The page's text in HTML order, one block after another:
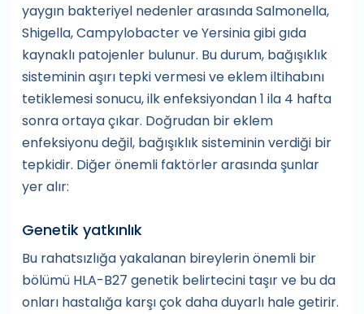
yaygın bakteriyel nedenler arasında Salmonella,
Shigella, Campylobacter ve Yersinia gibi gıda
kaynaklı patojenler bulunur. Bu durum, bağışıklık
sisteminin aşırı tepki vermesi ve eklem iltihabını
tetiklemesi sonucu, ilk enfeksiyondan 1 ila 4 hafta
sonra ortaya çıkar. Doğrudan bir eklem
enfeksiyonu değil, bağışıklık sisteminin verdiği bir
tepkidir. Diğer önemli faktörler arasında şunlar
yer alır:
Genetik yatkınlık
Bu rahatsızlığa yakalanan bireylerin önemli bir
bölümü HLA-B27 genetik belirtecini taşır ve bu da
onları hastalığa karşı çok daha duyarlı hale getirir.